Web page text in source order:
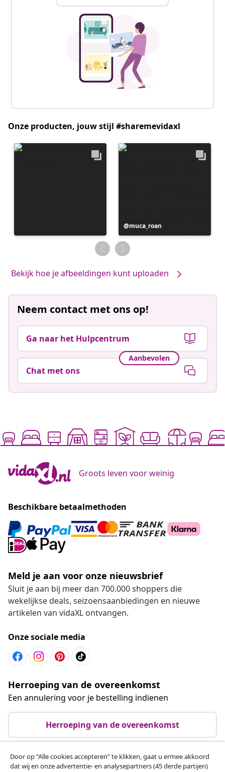
Onze producten, jouw stijl #sharemevidaxl
Bericht
gepubliceerd
door
muca_roan
Bekijk hoe je afbeeldingen kunt uploaden
Neem contact met ons op!
Ga naar het Hulpcentrum
Aanbevolen
Chat met ons
Groots leven voor weinig
Beschikbare betaalmethoden
Meld je aan voor onze nieuwsbrief
Sluit je aan bij meer dan 700.000 shoppers die
wekelijkse deals, seizoensaanbiedingen en nieuwe
artikelen van vidaXL ontvangen.
Onze sociale media
Herroeping van de overeenkomst
Een annulering voor je bestelling indienen
Herroeping van de overeenkomst
Klantenservice
Door op “Alle cookies accepteren” te klikken, gaat u ermee akkoord
dat wij en onze advertentie- en analysepartners (45 derde partijen)